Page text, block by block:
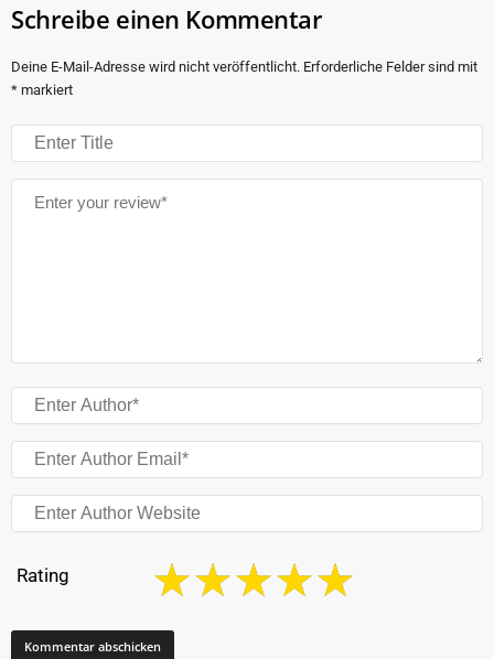
Schreibe einen Kommentar
Deine E-Mail-Adresse wird nicht veröffentlicht. Erforderliche Felder sind mit
* markiert
Rating